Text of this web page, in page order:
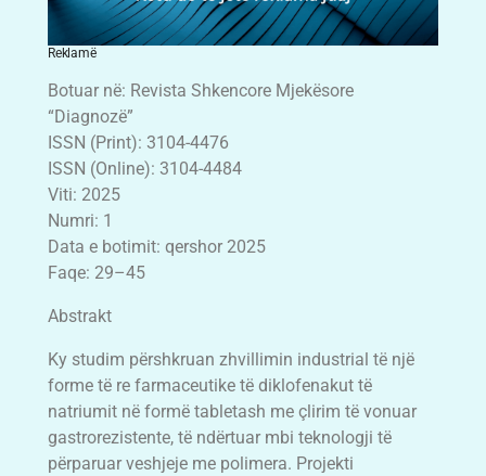
Reklamë
Botuar në: Revista Shkencore Mjekësore
“Diagnozë”
ISSN (Print): 3104-4476
ISSN (Online): 3104-4484
Viti: 2025
Numri: 1
Data e botimit: qershor 2025
Faqe: 29–45
Abstrakt
Ky studim përshkruan zhvillimin industrial të një
forme të re farmaceutike të diklofenakut të
natriumit në formë tabletash me çlirim të vonuar
gastrorezistente, të ndërtuar mbi teknologji të
përparuar veshjeje me polimera. Projekti